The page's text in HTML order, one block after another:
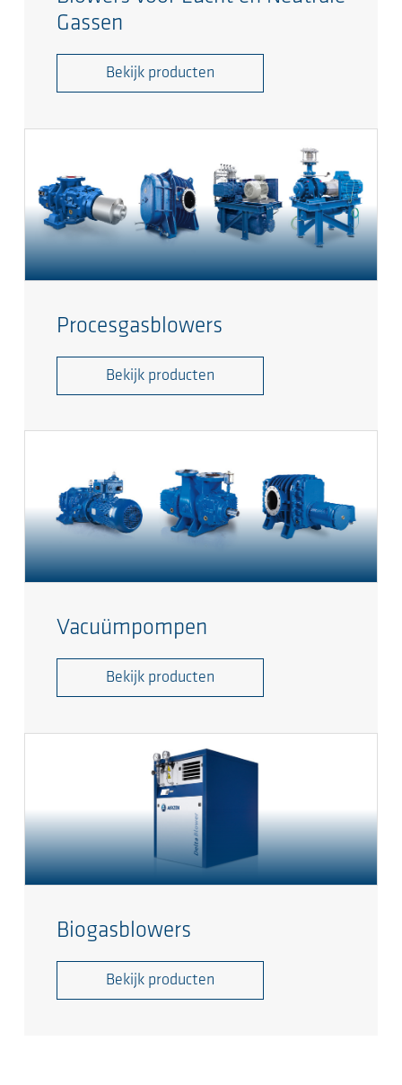
Gassen
Bekijk producten
Procesgasblowers
Bekijk producten
Vacuümpompen
Bekijk producten
Biogasblowers
Bekijk producten